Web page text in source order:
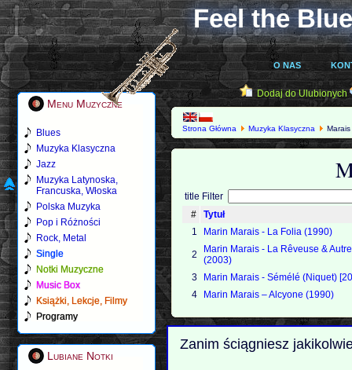
Feel the
O NAS
Menu Muzyczne
Blues
Muzyka Klasyczna
Jazz
Muzyka Latynoska,
Francuska, Włoska
Polska Muzyka
Pop i Różności
Rock, Metal
Single
Notki Muzyczne
Music Box
Książki, Lekcje, Filmy
Programy
Lubiane Notki
Dodaj do Ulubionych
Strona Główna Muzyka Klasyczna
title Filter
#
Tytuł
1
Marin Marais - La Folia (1990)
2
Marin Marais - La Rêveuse &
(2003)
3
Marin Marais - Sémélé (Niquet)
4
Marin Marais – Alcyone (1990)
Zanim ściągniesz